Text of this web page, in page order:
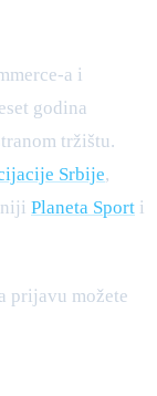
a i
godina
tržištu.
Srbije,
Planeta Sport i
prijavu možete